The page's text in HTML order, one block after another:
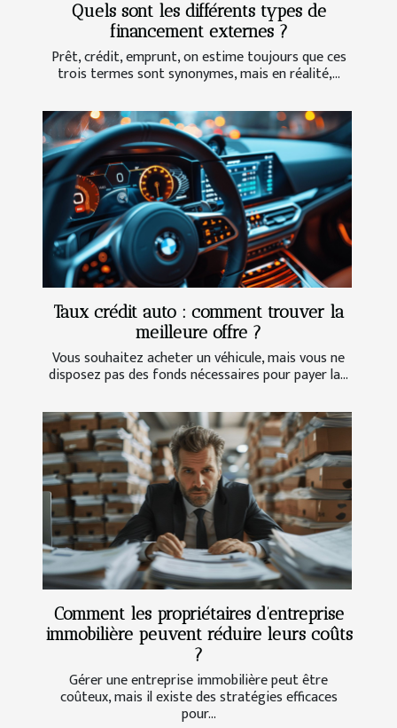
Quels sont les différents types de
financement externes ?
Prêt, crédit, emprunt, on estime toujours que ces
trois termes sont synonymes, mais en réalité,...
Taux crédit auto : comment trouver la
meilleure offre ?
Vous souhaitez acheter un véhicule, mais vous ne
disposez pas des fonds nécessaires pour payer la...
Comment les propriétaires d’entreprise
immobilière peuvent réduire leurs coûts
?
Gérer une entreprise immobilière peut être
coûteux, mais il existe des stratégies efficaces
pour...